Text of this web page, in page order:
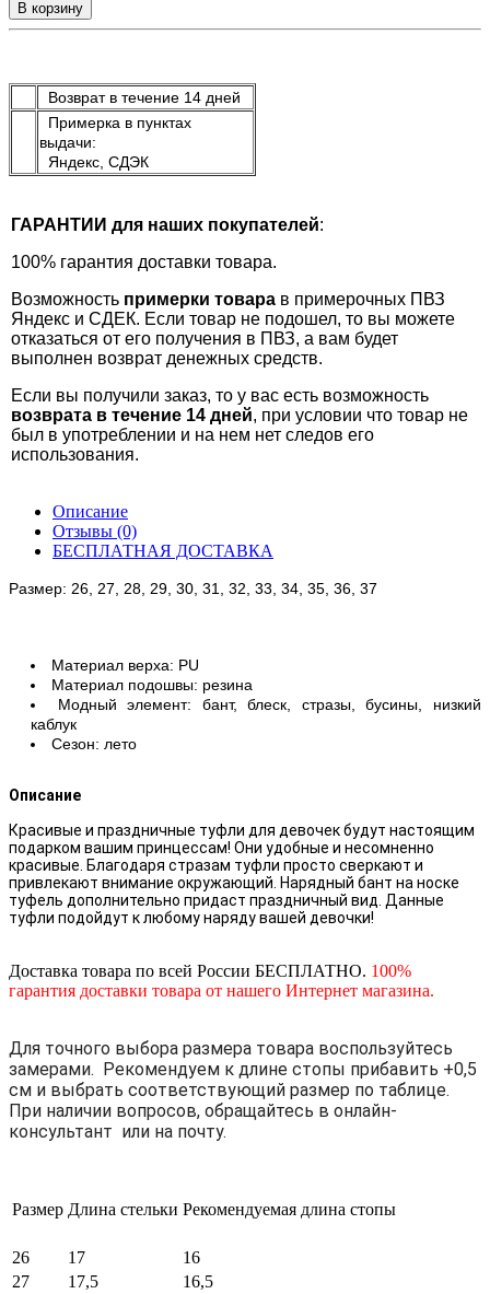
В корзину
Возврат в течение 14 дней
Примерка в пунктах
выдачи:
Яндекс, СДЭК
ГАРАНТИИ для наших покупателей:
100% гарантия доставки товара.
Возможность примерки товара в примерочных ПВЗ
Яндекс и СДЕК. Если товар не подошел, то вы можете
отказаться от его получения в ПВЗ, а вам будет
выполнен возврат денежных средств.
Если вы получили заказ, то у вас есть возможность
возврата в течение 14 дней, при условии что товар не
был в употреблении и на нем нет следов его
использования.
Описание
Отзывы (0)
БЕСПЛАТНАЯ ДОСТАВКА
Размер: 26, 27, 28, 29, 30, 31, 32, 33, 34, 35, 36, 37
Материал верха: PU
Материал подошвы: резина
Модный элемент: бант, блеск, стразы, бусины, низкий
каблук
Сезон: лето
Описание
Красивые и праздничные туфли для девочек будут настоящим
подарком вашим принцессам! Они удобные и несомненно
красивые. Благодаря стразам туфли просто сверкают и
привлекают внимание окружающий. Нарядный бант на носке
туфель дополнительно придаст праздничный вид. Данные
туфли подойдут к любому наряду вашей девочки!
Доставка товара по всей России БЕСПЛАТНО. 100%
гарантия доставки товара от нашего Интернет магазина.
Для точного выбора размера товара воспользуйтесь
замерами. Рекомендуем к длине стопы прибавить +0,5
см и выбрать соответствующий размер по таблице.
При наличии вопросов, обращайтесь в онлайн-
консультант или на почту.
Размер Длина стельки Рекомендуемая длина стопы
26 17
16
27
17,5
16,5